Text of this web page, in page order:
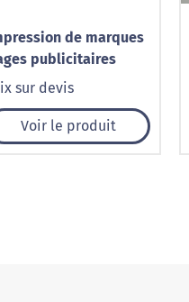
de marques
publicitaires
sur devis
Voir le produit